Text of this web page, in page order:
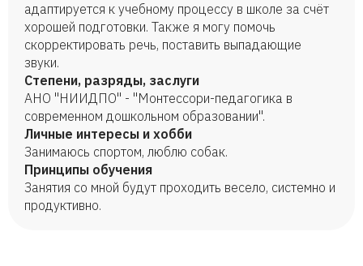
адаптируется к учебному процессу в школе за счёт
хорошей подготовки. Также я могу помочь
скорректировать речь, поставить выпадающие
звуки.
Степени, разряды, заслуги
АНО "НИИДПО" - "Монтессори-педагогика в
современном дошкольном образовании".
Личные интересы и хобби
Занимаюсь спортом, люблю собак.
Принципы обучения
Занятия со мной будут проходить весело, системно и
продуктивно.